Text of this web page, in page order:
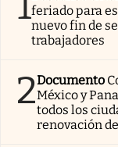
feriado para
nuevo fin de
trabajadores
2Documento
México y
todos los
renovación